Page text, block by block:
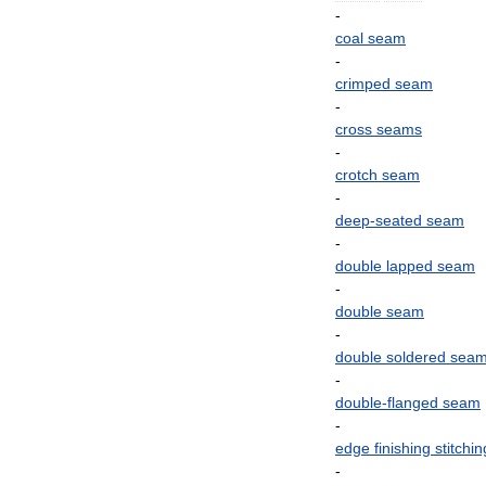
-
coal seam
-
crimped seam
-
cross seams
-
crotch seam
-
deep-seated seam
-
double lapped seam
-
double seam
-
double soldered seam
-
double-flanged seam
-
edge finishing
-